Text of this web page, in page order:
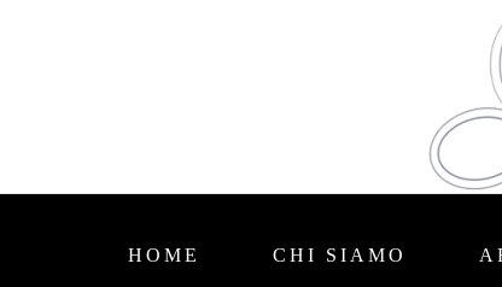
HOME CHI SIAMO